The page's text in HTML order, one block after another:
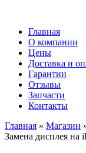
Главная
О компании
Цены
Доставка и
Гарантии
Отзывы
Запчасти
Контакты
Главная » Магазин
Замена дисплея на